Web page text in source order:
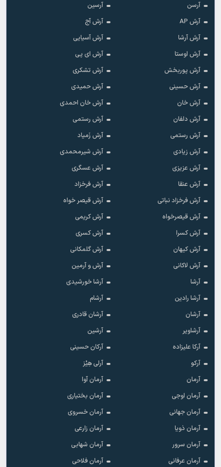
آرسن
آرسین
آرش AP
آرش آج
آرش آرشا
آرش آسیایی
آرش اوستا
آرش ای پی
آرش پوربخش
آرش تشکری
آرش حسینی
آرش حمیدی
آرش خان
آرش خان احمدی
آرش دلفان
آرش رستمى
آرش رستمی
آرش زَمیاد
آرش زیادی
آرش شیرمحمدی
آرش عزیزی
آرش عسگری
آرش عنقا
آرش فرخزاد
آرش فرخزاد نباتی
آرش قیصر خواه
آرش قیصرخواه
آرش کریمی
آرش کسرا
آرش کسری
آرش کیهان
آرش گلمکانی
آرش لاکانی
آرش و آرمین
آرشا
آرشا خورشیدی
آرشا رادین
آرشام
آرشان
آرشان قادری
آرشاویر
آرشین
آرکا علیزاده
آرکان حسینی
آرکو
آرلی هِیْز
آرمان
آرمان آوا
آرمان اوجی
آرمان بختیاری
آرمان جهانی
آرمان خسروی
آرمان ذویا
آرمان زارعی
آرمان سرور
آرمان شهابی
آرمان عرفانی
آرمان فلاحی